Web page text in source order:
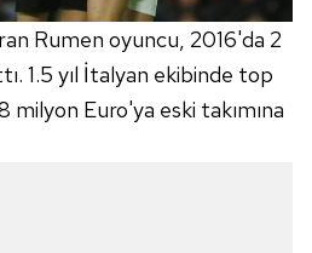
Rumen oyuncu, 2016'da 2
1.5 yıl İtalyan ekibinde top
Euro'ya eski takımına